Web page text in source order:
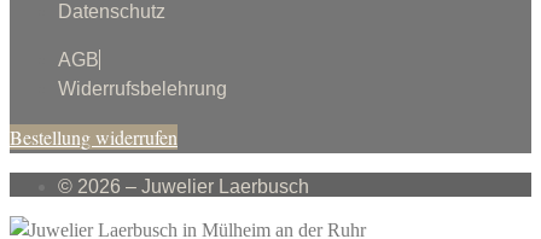
Datenschutz
AGB
Widerrufsbelehrung
Bestellung widerrufen
© 2026 – Juwelier Laerbusch